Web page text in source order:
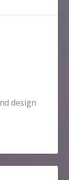
design